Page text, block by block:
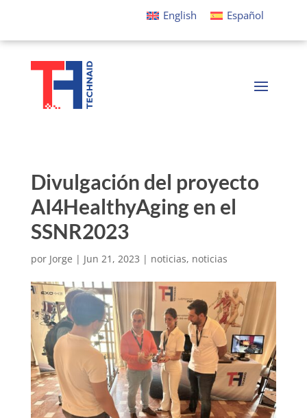
English Español
Divulgación del proyecto
AI4HealthyAging en el
SSNR2023
por Jorge | Jun 21, 2023 | noticias, noticias